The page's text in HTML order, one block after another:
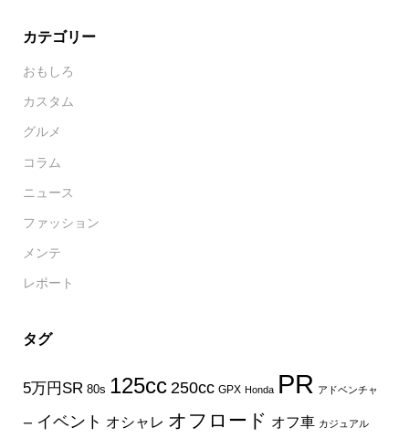
カテゴリー
おもしろ
カスタム
グルメ
コラム
ニュース
ファッション
メンテ
レポート
タグ
5万円SR 80s 125cc 250cc GPX Honda PR アドベンチャ
ー イベント オシャレ オフロード オフ車 カジュアル